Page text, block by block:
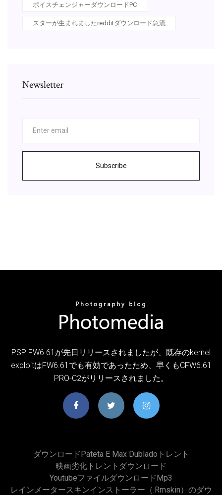
ボイスチェンジャーダウンロードPC
スターが生まれましたredditダウンロード急流
Newsletter
Subscribe
PSP FW6.61が先日リリースされましたが、既存のkernel
exploitはFW6.61でも有効であったため、早くもCFW6.61
PRO-C2がリリースされました。
ダウンロードpateta E Max Dubladoトレント
映画劣化トレントダウンロード
Youtubeファイルダウンロードmp3
レインメータースキンインストーラー（.rmskin）のダウ